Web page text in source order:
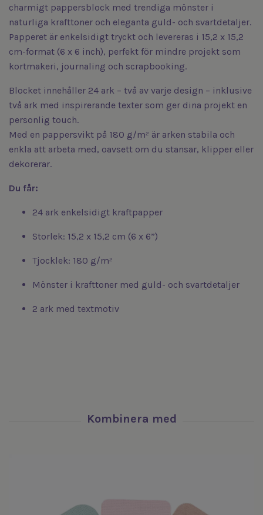
charmigt pappersblock med trendiga mönster i
naturliga krafttoner och eleganta guld- och svartdetaljer.
Papperet är enkel­sidigt tryckt och levereras i 15,2 x 15,2
cm-format (6 x 6 inch), perfekt för mindre projekt som
kortmakeri, journaling och scrapbooking.
Blocket innehåller 24 ark – två av varje design – inklusive
två ark med inspirerande texter som ger dina projekt en
personlig touch.
Med en pappersvikt på 180 g/m² är arken stabila och
enkla att arbeta med, oavsett om du stansar, klipper eller
dekorerar.
Du får:
24 ark enkel­sidigt kraftpapper
Storlek: 15,2 x 15,2 cm (6 x 6”)
Tjocklek: 180 g/m²
Mönster i krafttoner med guld- och svartdetaljer
2 ark med textmotiv